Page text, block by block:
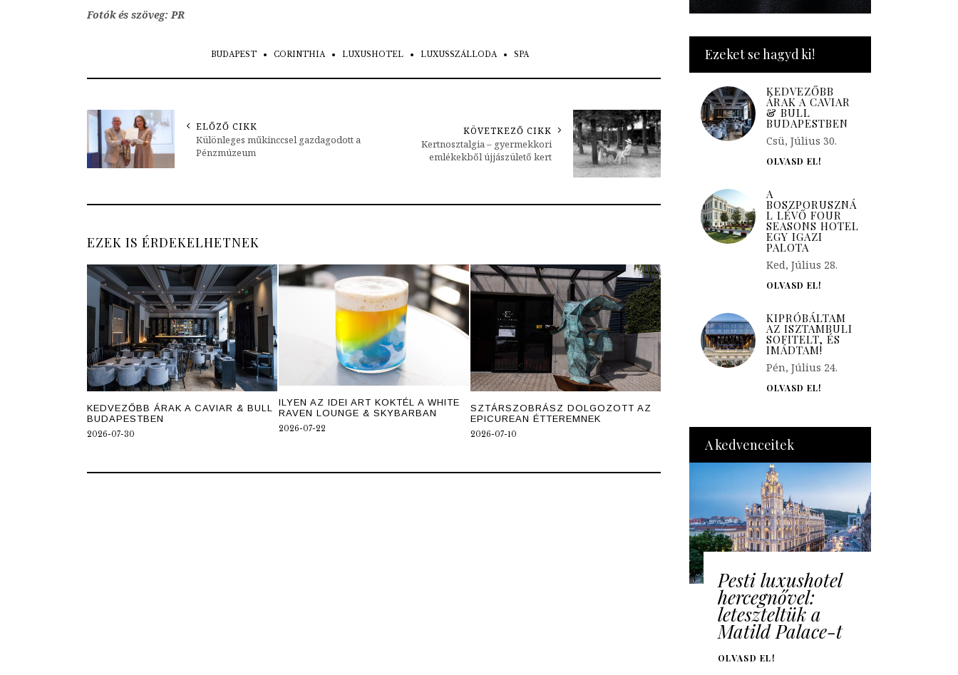
Fotók és szöveg: PR
BUDAPEST CORINTHIA LUXUSHOTEL LUXUSSZÁLLODA SPA
ELŐZŐ CIKK
Különleges műkinccsel gazdagodott a
Pénzmúzeum
KÖVETKEZŐ CIKK
Kertnosztalgia – gyermekkori
emlékekből újjászülető kert
EZEK IS ÉRDEKELHETNEK
KEDVEZŐBB ÁRAK A CAVIAR & BULL
BUDAPESTBEN
2026-07-30
ILYEN AZ IDEI ART KOKTÉL A WHITE
RAVEN LOUNGE & SKYBARBAN
2026-07-22
SZTÁRSZOBRÁSZ DOLGOZOTT AZ
EPICUREAN ÉTTEREMNEK
2026-07-10
Ezeket se hagyd ki!
KEDVEZŐBB
ÁRAK A CAVIAR
& BULL
BUDAPESTBEN
Csü, Július 30.
OLVASD EL!
A
BOSZPORUSZNÁ
L LÉVŐ FOUR
SEASONS HOTEL
EGY IGAZI
PALOTA
Ked, Július 28.
OLVASD EL!
KIPRÓBÁLTAM
AZ ISZTAMBULI
SOFITELT, ÉS
IMÁDTAM!
Pén, Július 24.
OLVASD EL!
A kedvenceitek
Pesti luxushotel
hercegnővel:
leteszteltük a
Matild Palace-t
OLVASD EL!